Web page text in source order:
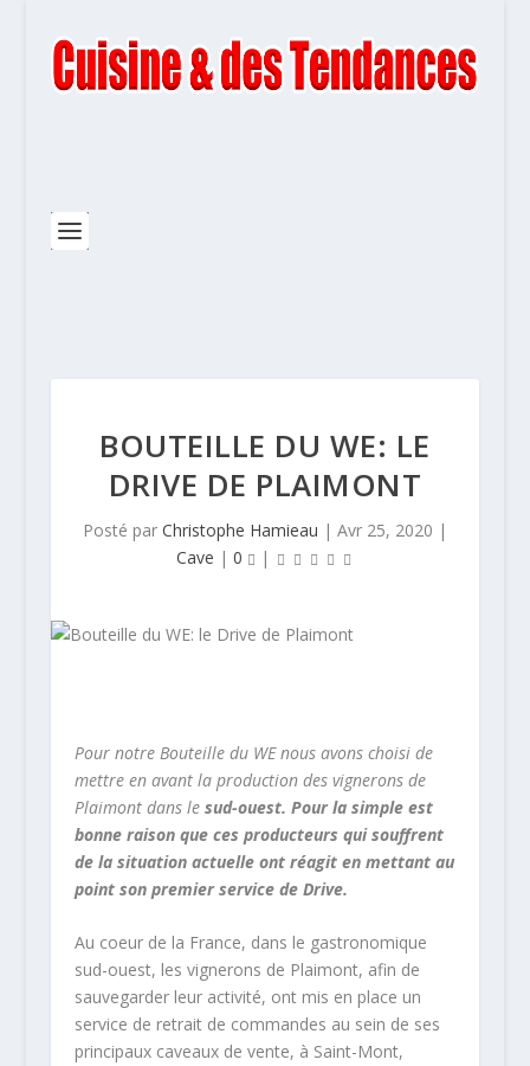
BOUTEILLE DU WE: LE
DRIVE DE PLAIMONT
Posté par Christophe Hamieau | Avr 25, 2020 |
Cave |0 |
Pour notre Bouteille du WE nous avons choisi de
mettre en avant la production des vignerons de
Plaimont dans le sud-ouest. Pour la simple est
bonne raison que ces producteurs qui souffrent
de la situation actuelle ont réagit en mettant au
point son premier service de Drive.
Au coeur de la France, dans le gastronomique
sud-ouest, les vignerons de Plaimont, afin de
sauvegarder leur activité, ont mis en place un
service de retrait de commandes au sein de ses
principaux caveaux de vente, à Saint-Mont,